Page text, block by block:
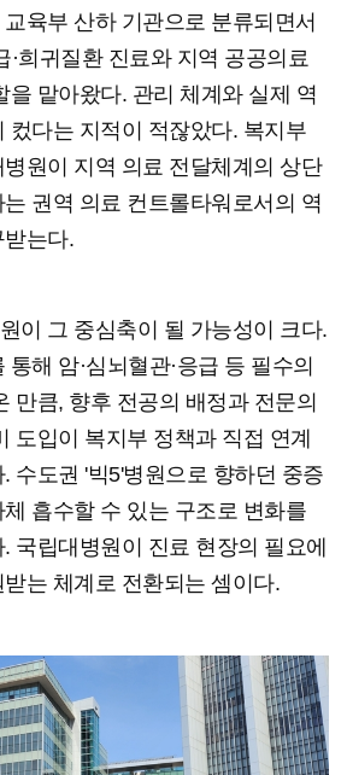
육부 산하 기관으로 분류되면서
·희귀질환 진료와 지역 공공의료
을 맡아왔다. 관리 체계와 실제 역
컸다는 지적이 적잖았다. 복지부
원이 지역 의료 전달체계의 상단
권역 의료 컨트롤타워로서의 역
는다.
이 그 중심축이 될 가능성이 크다.
해 암·심뇌혈관·응급 등 필수의
만큼, 향후 전공의 배정과 전문의
도입이 복지부 정책과 직접 연계
수도권 '빅5'병원으로 향하던 중증
흡수할 수 있는 구조로 변화를
국립대병원이 진료 현장의 필요에
는 체계로 전환되는 셈이다.